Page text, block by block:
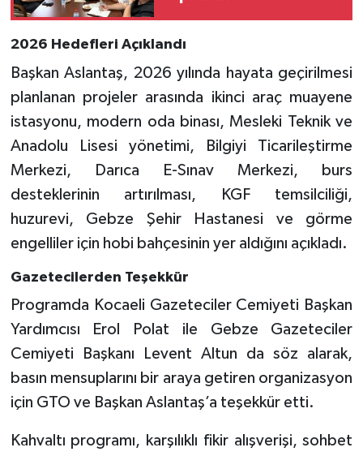
2026 Hedefleri Açıklandı
Başkan Aslantaş, 2026 yılında hayata geçirilmesi
planlanan projeler arasında ikinci araç muayene
istasyonu, modern oda binası, Mesleki Teknik ve
Anadolu Lisesi yönetimi, Bilgiyi Ticarileştirme
Merkezi, Darıca E-Sınav Merkezi, burs
desteklerinin artırılması, KGF temsilciliği,
huzurevi, Gebze Şehir Hastanesi ve görme
engelliler için hobi bahçesinin yer aldığını açıkladı.
Gazetecilerden Teşekkür
Programda Kocaeli Gazeteciler Cemiyeti Başkan
Yardımcısı Erol Polat ile Gebze Gazeteciler
Cemiyeti Başkanı Levent Altun da söz alarak,
basın mensuplarını bir araya getiren organizasyon
için GTO ve Başkan Aslantaş’a teşekkür etti.
Kahvaltı programı, karşılıklı fikir alışverişi, sohbet